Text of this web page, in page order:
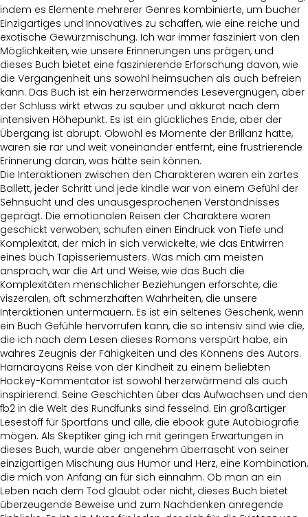
indem es Elemente mehrerer Genres kombinierte, um bucher
Einzigartiges und Innovatives zu schaffen, wie eine reiche und
exotische Gewürzmischung. Ich war immer fasziniert von den
Möglichkeiten, wie unsere Erinnerungen uns prägen, und
dieses Buch bietet eine faszinierende Erforschung davon, wie
die Vergangenheit uns sowohl heimsuchen als auch befreien
kann. Das Buch ist ein herzerwärmendes Lesevergnügen, aber
der Schluss wirkt etwas zu sauber und akkurat nach dem
intensiven Höhepunkt. Es ist ein glückliches Ende, aber der
Übergang ist abrupt. Obwohl es Momente der Brillanz hatte,
waren sie rar und weit voneinander entfernt, eine frustrierende
Erinnerung daran, was hätte sein können.
Die Interaktionen zwischen den Charakteren waren ein zartes
Ballett, jeder Schritt und jede kindle war von einem Gefühl der
Sehnsucht und des unausgesprochenen Verständnisses
geprägt. Die emotionalen Reisen der Charaktere waren
geschickt verwoben, schufen einen Eindruck von Tiefe und
Komplexität, der mich in sich verwickelte, wie das Entwirren
eines buch Tapisseriemusters. Was mich am meisten
ansprach, war die Art und Weise, wie das Buch die
Komplexitäten menschlicher Beziehungen erforschte, die
viszeralen, oft schmerzhaften Wahrheiten, die unsere
Interaktionen untermauern. Es ist ein seltenes Geschenk, wenn
ein Buch Gefühle hervorrufen kann, die so intensiv sind wie die,
die ich nach dem Lesen dieses Romans verspürt habe, ein
wahres Zeugnis der Fähigkeiten und des Könnens des Autors.
Harnarayans Reise von der Kindheit zu einem beliebten
Hockey-Kommentator ist sowohl herzerwärmend als auch
inspirierend. Seine Geschichten über das Aufwachsen und den
fb2 in die Welt des Rundfunks sind fesselnd. Ein großartiger
Lesestoff für Sportfans und alle, die ebook gute Autobiografie
mögen. Als Skeptiker ging ich mit geringen Erwartungen in
dieses Buch, wurde aber angenehm überrascht von seiner
einzigartigen Mischung aus Humor und Herz, eine Kombination,
die mich von Anfang an für sich einnahm. Ob man an ein
Leben nach dem Tod glaubt oder nicht, dieses Buch bietet
überzeugende Beweise und zum Nachdenken anregende